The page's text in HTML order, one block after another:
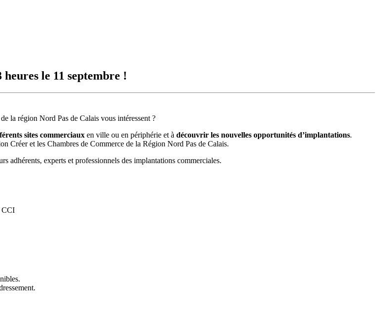
le 11 septembre !
la région Nord Pas de Calais vous intéressent ?
sites commerciaux en ville ou en périphérie et à découvrir les nouvelles opportunités d’implantations.
Créer et les Chambres de Commerce de la Région Nord Pas de Calais.
adhérents, experts et professionnels des implantations commerciales.
CCI